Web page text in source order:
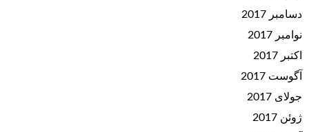
دسامبر 2017
نوامبر 2017
اکتبر 2017
آگوست 2017
جولای 2017
ژوئن 2017